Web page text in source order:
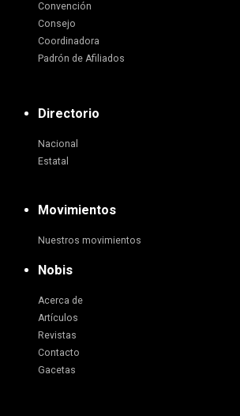
Convención
Consejo
Coordinadora
Padrón de Afiliados
Directorio
Nacional
Estatal
Movimientos
Nuestros movimientos
Nobis
Acerca de
Artículos
Revistas
Contacto
Gacetas